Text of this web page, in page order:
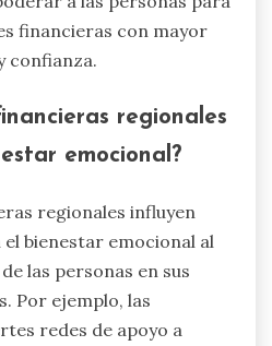
financieras con mayor
confianza.
regionales
emocional?
regionales influyen
bienestar emocional al
las personas en sus
Por ejemplo, las
redes de apoyo a